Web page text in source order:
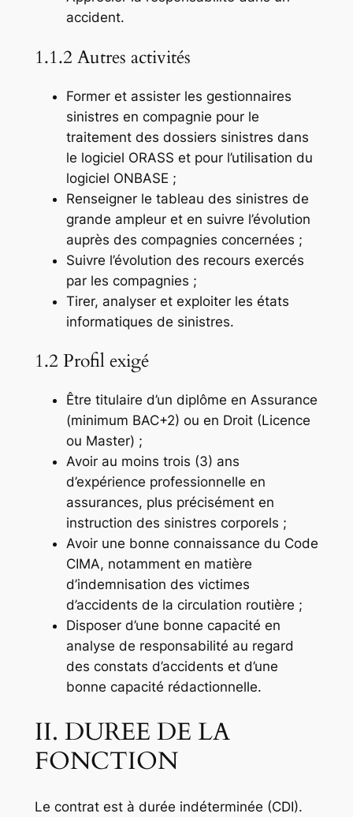
accident.
1.1.2 Autres activités
Former et assister les gestionnaires
sinistres en compagnie pour le
traitement des dossiers sinistres dans
le logiciel ORASS et pour l’utilisation du
logiciel ONBASE ;
Renseigner le tableau des sinistres de
grande ampleur et en suivre l’évolution
auprès des compagnies concernées ;
Suivre l’évolution des recours exercés
par les compagnies ;
Tirer, analyser et exploiter les états
informatiques de sinistres.
1.2 Profil exigé
Être titulaire d’un diplôme en Assurance
(minimum BAC+2) ou en Droit (Licence
ou Master) ;
Avoir au moins trois (3) ans
d’expérience professionnelle en
assurances, plus précisément en
instruction des sinistres corporels ;
Avoir une bonne connaissance du Code
CIMA, notamment en matière
d’indemnisation des victimes
d’accidents de la circulation routière ;
Disposer d’une bonne capacité en
analyse de responsabilité au regard
des constats d’accidents et d’une
bonne capacité rédactionnelle.
II. DUREE DE LA
FONCTION
Le contrat est à durée indéterminée (CDI).